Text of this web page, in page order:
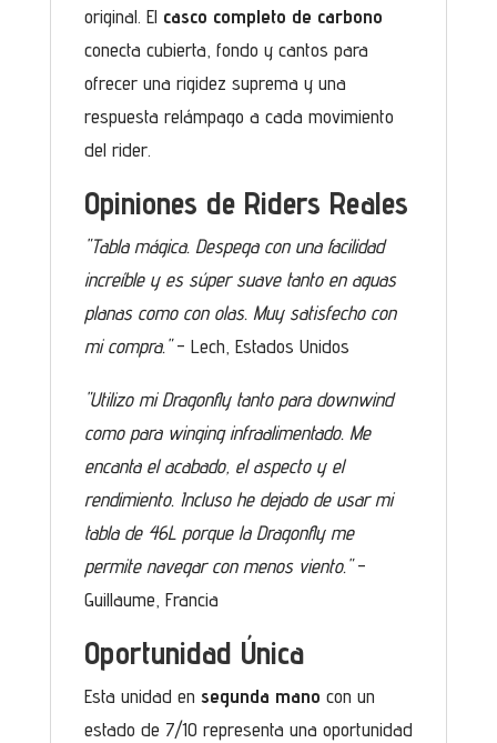
original. El casco completo de carbono
conecta cubierta, fondo y cantos para
ofrecer una rigidez suprema y una
respuesta relámpago a cada movimiento
del rider.
Opiniones de Riders Reales
"Tabla mágica. Despega con una facilidad
increíble y es súper suave tanto en aguas
planas como con olas. Muy satisfecho con
mi compra."- Lech, Estados Unidos
"Utilizo mi Dragonfly tanto para downwind
como para winging infraalimentado. Me
encanta el acabado, el aspecto y el
rendimiento. Incluso he dejado de usar mi
tabla de 46L porque la Dragonfly me
permite navegar con menos viento."-
Guillaume, Francia
Oportunidad Única
Esta unidad en segunda mano con un
estado de 7/10 representa una oportunidad